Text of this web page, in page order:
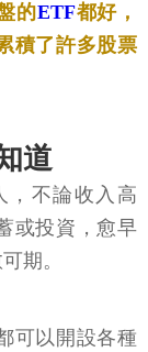
的ETF都好，
積了許多股票
道
，不論收入高
或投資，愈早
期。
可以開設各種